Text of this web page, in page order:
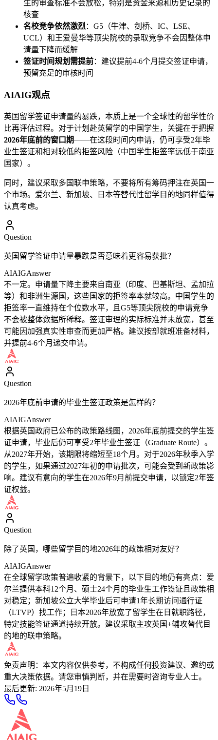
生的审查标准不会放松，特别是资金来源和历史记录的
核查
名校竞争依然激烈 ：G5（牛津、剑桥、IC、LSE、
UCL）和王爱曼华等顶尖院校的录取竞争不会因整体申
请量下降而缓解
签证时间规划需提前：建议提前4-6个月提交签证申请，
预留充足的审核时间
AIAIG观点
英国留学签证申请量的暴跌，本质上是一个全球性的留学性价
比再评估过程。对于计划赴英留学的中国学生，关键在于把握
2026年底前的窗口期——在这段时间内申请，仍可享受2年毕
业生签证和相对较低的拒签风险（中国学生拒签率远低于南亚
国家）。
同时，建议采取多国联申策略，不要将所有筹码押注在英国一
个市场。爱尔兰、新加坡、日本等替代性留学目的地同样值得
认真考虑。
Question
英国留学签证申请量暴跌是否意味着更容易获批？
AIAIGAnswer
不一定。申请量下降主要来自南亚（印度、巴基斯坦、孟加拉
等）和非洲生源国，这些国家的拒签率本就较高。中国学生的
拒签率一直维持在个位数水平，且G5等顶尖院校的申请竞争
不会被整体数据所稀释。签证审理的实际标准并未放宽，甚至
可能因加强真实性审查而更加严格。建议按部就班准备材料，
并提前4-6个月递交申请。
Question
2026年底前申请的毕业生签证政策是怎样的？
AIAIGAnswer
根据英国政府已公布的政策路线图，2026年底前提交的学生签
证申请，毕业后仍可享受2年毕业生签证（Graduate Route）。
从2027年开始，该期限将缩短至18个月。对于2026年秋季入学
的学生，如果通过2027年初的申请批次，可能会受到新政策影
响。建议有意向的学生在2026年9月前提交申请，以锁定2年签
证权益。
Question
除了英国，哪些留学目的地2026年的政策相对友好？
AIAIGAnswer
在全球留学政策普遍收紧的背景下，以下目的地仍有亮点：爱
尔兰提供本科12个月、硕士24个月的毕业生工作签证且政策相
对稳定；新加坡公立大学毕业后可申请1年长期访问通行证
（LTVP）找工作；日本2026年放宽了留学生在日就职路径，
特定技能签证通道持续开放。建议采取主攻英国+辅攻替代目
的地的联申策略。
免责声明：本文内容仅供参考，不构成任何投资建议、邀约或
重大决策依据。请您审慎判断，并在需要时咨询专业人士。
最后更新: 2026年5月19日